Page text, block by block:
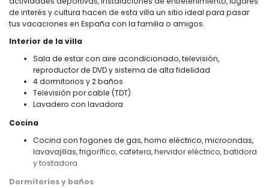
de interés y cultura hacen de esta villa un sitio ideal para pasar
tus vacaciones en España con la familia o amigos.
Interior de la villa
Sala de estar con aire acondicionado, televisión,
reproductor de DVD y sistema de alta fidelidad
4 dormitorios y 2 baños
Televisión por cable (TDT)
Lavadero con lavadora
Cocina
Cocina con fogones de gas, horno eléctrico, microondas,
lavavajillas, frigorífico, cafetera, hervidor eléctrico, batidora
y tostadora
Dormitorios y baños